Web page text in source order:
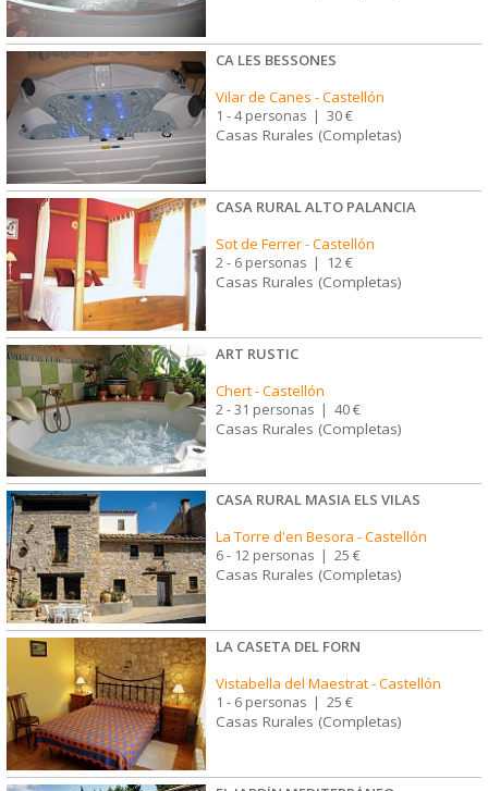
CA LES BESSONES
Vilar de Canes -Castellón
1 - 4 personas | 30 €
Casas Rurales (Completas)
CASA RURAL ALTO PALANCIA
Sot de Ferrer-Castellón
2 - 6 personas | 12 €
Casas Rurales (Completas)
ART RUSTIC
Chert-Castellón
2 - 31 personas | 40 €
Casas Rurales (Completas)
CASA RURAL MASIA ELS VILAS
La Torre d'en Besora -Castellón
6 - 12 personas | 25 €
Casas Rurales (Completas)
LA CASETA DEL FORN
Vistabella del Maestrat-Castellón
1 - 6 personas | 25 €
Casas Rurales (Completas)